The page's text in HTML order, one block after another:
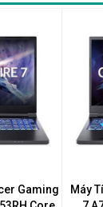
Gaming
Máy